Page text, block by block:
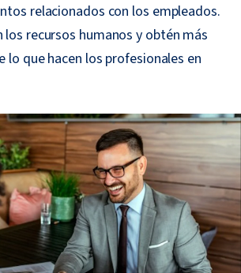
relacionados con los empleados.
los recursos humanos y obtén más
lo que hacen los profesionales en